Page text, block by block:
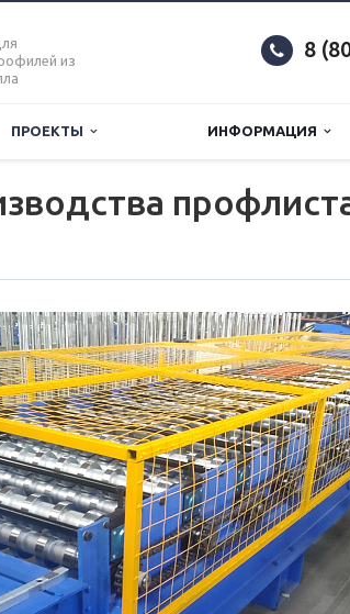
из
8
ПРОЕКТЫ ИНФОРМАЦИЯ